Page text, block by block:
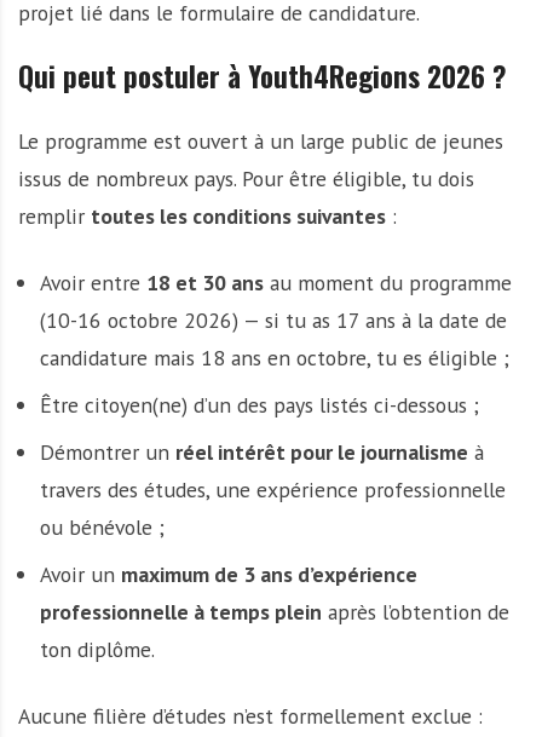
projet lié dans le formulaire de candidature.
Qui peut postuler à Youth4Regions 2026 ?
Le programme est ouvert à un large public de jeunes
issus de nombreux pays. Pour être éligible, tu dois
remplir toutes les conditions suivantes :
Avoir entre 18 et 30 ansau moment du programme
(10-16 octobre 2026) — si tu as 17 ans à la date de
candidature mais 18 ans en octobre, tu es éligible ;
Être citoyen(ne) d’un des pays listés ci-dessous ;
Démontrer un réel intérêt pour le journalisme à
travers des études, une expérience professionnelle
ou bénévole ;
Avoir un maximum de 3 ans d’expérience
professionnelle à temps plein après l’obtention de
ton diplôme.
Aucune filière d’études n’est formellement exclue :